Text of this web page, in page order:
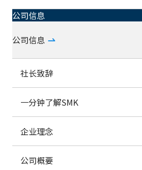
公司信息
公司信息
社长致辞
一分钟了解SMK
企业理念
公司概要